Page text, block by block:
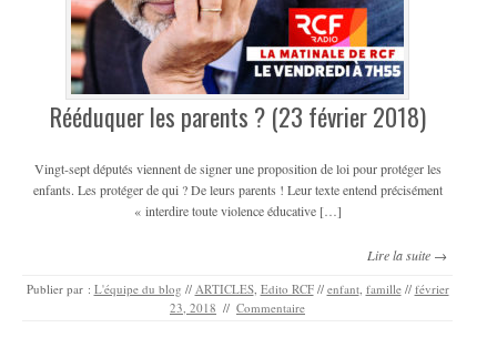
Rééduquer les parents ? (23 février 2018)
Vingt-sept députés viennent de signer une proposition de loi pour protéger les
enfants. Les protéger de qui ? De leurs parents ! Leur texte entend précisément
« interdire toute violence éducative […]
Lire la suite →
Publier par : L'équipe du blog // ARTICLES, Edito RCF // enfant, famille // février
23, 2018 // Commentaire